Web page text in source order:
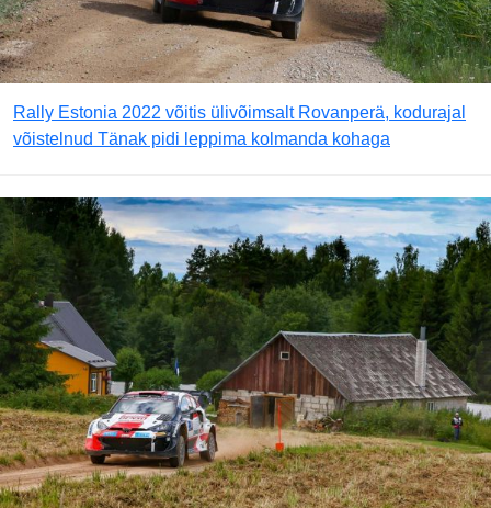
Rally Estonia 2022 võitis ülivõimsalt Rovanperä, kodurajal
võistelnud Tänak pidi leppima kolmanda kohaga